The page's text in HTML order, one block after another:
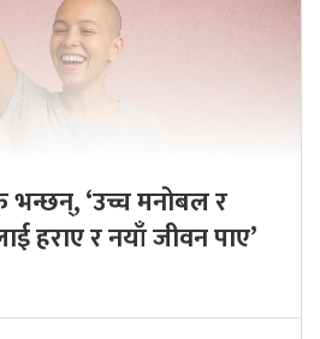
भन्छन्, ‘उच्च मनोबल र
हराए र नयाँ जीवन पाए’